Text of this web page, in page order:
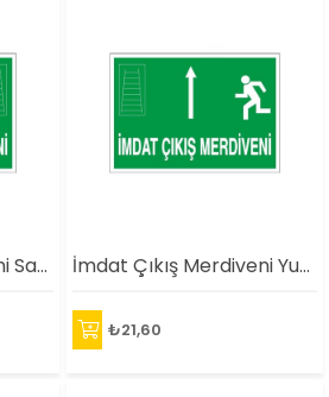
İmdat Çıkış Merdiveni Sağ Ok Uyarı Levhası İmdat Çıkış Merdiveni Yukarı Ok Uyarı Levhası
₺21,60